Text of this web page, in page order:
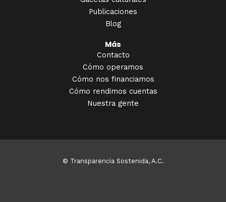
Publicaciones
Blog
Más
Contacto
Cómo operamos
Cómo nos financiamos
Cómo rendimos cuentas
Nuestra gente
© Transparencia Sostenida, A.C.